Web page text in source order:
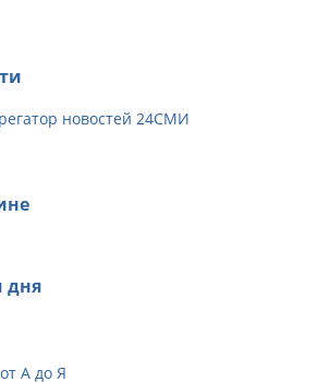
новостей 24СМИ
дня
А до Я